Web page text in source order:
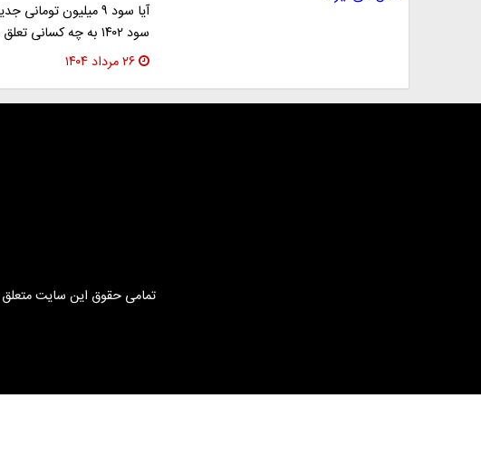
آیا سود ۹ میلیون
سود ۱۴۰۲ به چه کسانی تعلق می‌گیرد و سود ۱۴۰۳ چه…
۲۶ مرداد ۱۴۰۴
تمامی حقوق این سایت متعلق